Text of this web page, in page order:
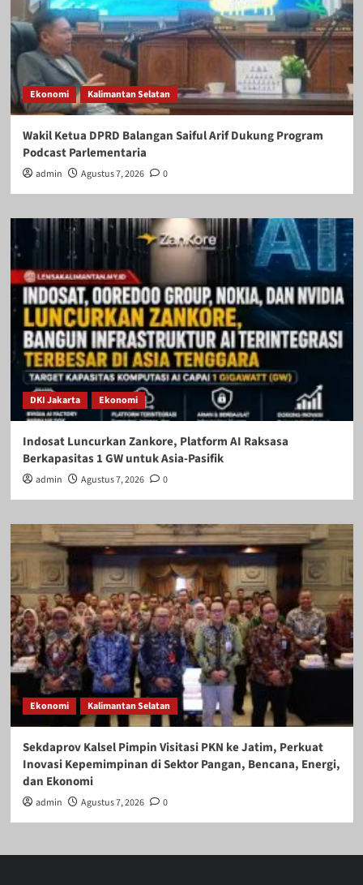
Ekonomi Kalimantan Selatan
Wakil Ketua DPRD Balangan Saiful Arif Dukung Program
Podcast Parlementaria
admin Agustus 7, 2026 0
DKI Jakarta Ekonomi
Indosat Luncurkan Zankore, Platform AI Raksasa
Berkapasitas 1 GW untuk Asia-Pasifik
admin Agustus 7, 2026 0
Ekonomi Kalimantan Selatan
Sekdaprov Kalsel Pimpin Visitasi PKN ke Jatim, Perkuat
Inovasi Kepemimpinan di Sektor Pangan, Bencana, Energi,
dan Ekonomi
admin Agustus 7, 2026 0